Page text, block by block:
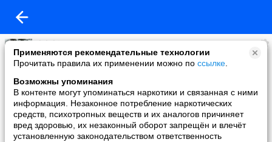
Применяются рекомендательные технологии
Прочитать правила их применении можно по ссылке
Возможны упоминания
В контенте могут упоминаться наркотики и связанная с ними
информация. Незаконное потребление наркотических
средств, психотропных веществ и их аналогов причиняет
вред здоровью, их незаконный оборот запрещён и влечёт
установленную законодательством ответственность
dolphin
added a photo
01 Apr в 16:18